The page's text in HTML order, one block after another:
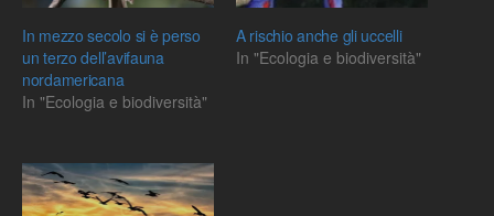
In mezzo secolo si è perso
un terzo dell’avifauna
nordamericana
In "Ecologia e biodiversità"
A rischio anche gli uccelli
In "Ecologia e biodiversità"